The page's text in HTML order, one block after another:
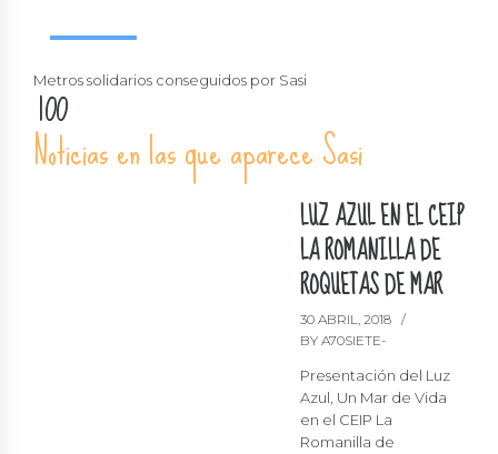
Metros solidarios conseguidos por Sasi
0
1
2
3
8
9
0
8
9
0
Noticias en las que aparece Sasi
LUZ AZUL EN EL CEIP
LA ROMANILLA DE
ROQUETAS DE MAR
30 ABRIL, 2018
BY A70SIETE-
Presentación del Luz
Azul, Un Mar de Vida
en el CEIP La
Romanilla de